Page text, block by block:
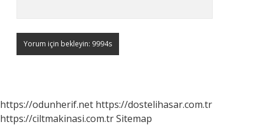
https://odunherif.net https://dostelihasar.com.tr
https://ciltmakinasi.com.trSitemap